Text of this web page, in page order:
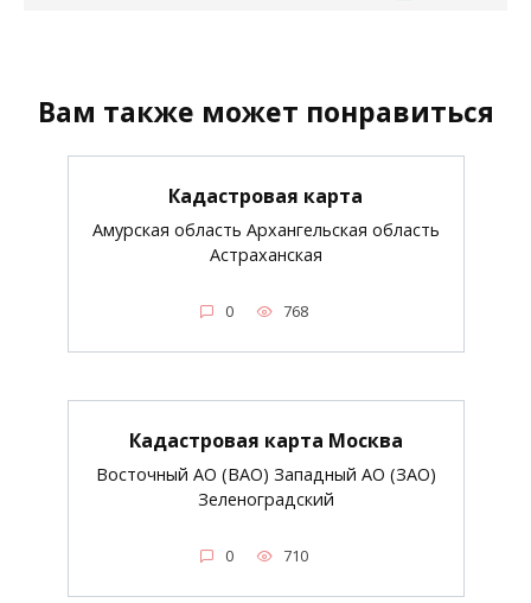
Вам также может понравиться
Кадастровая карта
Амурская область Архангельская область
Астраханская
0 768
Кадастровая карта Москва
Восточный АО (ВАО) Западный АО (ЗАО)
Зеленоградский
0 710